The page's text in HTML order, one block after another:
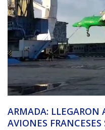
ARMADA: LLEGARON
AVIONES